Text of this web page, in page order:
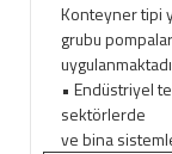
Konteyner tipi
grubu
• Endüstriyel
sektörlerde
ve bina